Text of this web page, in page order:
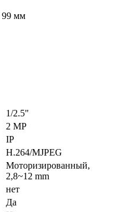
мм
1/2.5"
2 MP
IP
H.264/MJPEG
Моторизированный,
2,8~12 mm
нет
Да